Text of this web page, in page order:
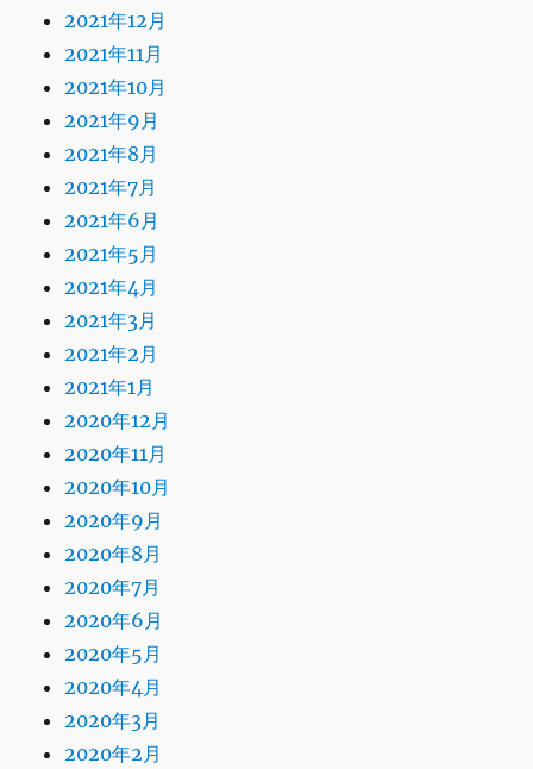
2021年12月
2021年11月
2021年10月
2021年9月
2021年8月
2021年7月
2021年6月
2021年5月
2021年4月
2021年3月
2021年2月
2021年1月
2020年12月
2020年11月
2020年10月
2020年9月
2020年8月
2020年7月
2020年6月
2020年5月
2020年4月
2020年3月
2020年2月